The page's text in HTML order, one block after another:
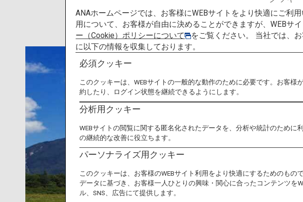
ANAホームページでは、お客様にWEBサイトをより快適にご利
用について、お客様が自由に決めることができますが、WEBサ
ー（Cookie）ポリシーについて
をご覧ください。 当社では、
に以下の情報を収集しております。
必須クッキー
このクッキーは、WEBサイトの一般的な動作のために必要です。お客様
約したり、ログイン状態を継続できるようにします。
分析用クッキー
WEBサイトの閲覧に関する匿名化されたデータを、分析や統計のために
の継続的な改善に役立ちます。
パーソナライズ用クッキー
このクッキーは、お客様のWEBサイト利用をより快適にするためのもの
データに基づき、お客様一人ひとりの興味・関心に合ったコンテンツを
ル、SNS、広告にて提供します。